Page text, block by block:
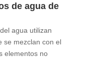
de agua de
agua utilizan
se mezclan con el
elementos no